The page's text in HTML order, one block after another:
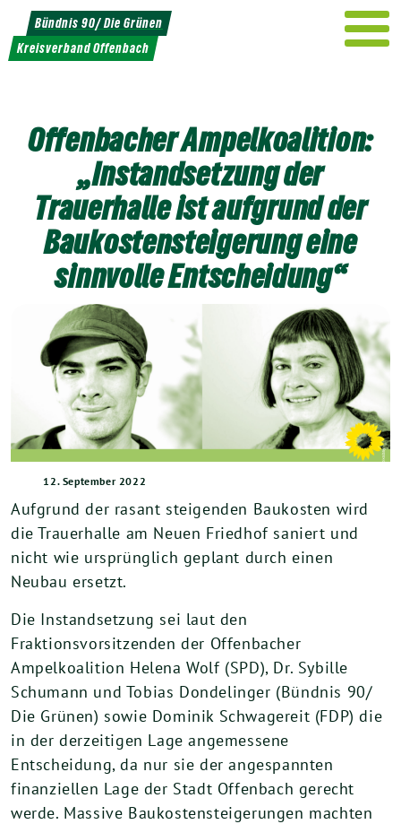
Weiter
zum
Inhalt
Bündnis 90/ Die Grünen
Kreisverband Offenbach
Offenbacher Ampelkoalition:
„Instandsetzung der
Trauerhalle ist aufgrund der
Baukostensteigerung eine
sinnvolle Entscheidung“
12. September 2022
Aufgrund der rasant steigenden Baukosten wird
die Trauerhalle am Neuen Friedhof saniert und
nicht wie ursprünglich geplant durch einen
Neubau ersetzt.
Die Instandsetzung sei laut den
Fraktionsvorsitzenden der Offenbacher
Ampelkoalition Helena Wolf (SPD), Dr. Sybille
Schumann und Tobias Dondelinger (Bündnis 90/
Die Grünen) sowie Dominik Schwagereit (FDP) die
in der derzeitigen Lage angemessene
Entscheidung, da nur sie der angespannten
finanziellen Lage der Stadt Offenbach gerecht
werde. Massive Baukostensteigerungen machten